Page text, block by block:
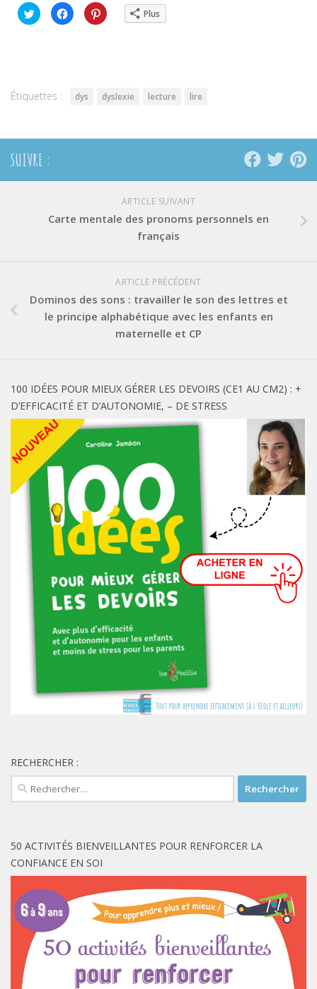
Cliquez
pour
partager
Cliquez
pour
partager
Cliquez
pour Plus
Étiquettes : dys dyslexie lecture lire
SUIVRE :
ARTICLE SUIVANT
Carte mentale des pronoms personnels en
français
ARTICLE PRÉCÉDENT
Dominos des sons : travailler le son des lettres et
le principe alphabétique avec les enfants en
maternelle et CP
100 IDÉES POUR MIEUX GÉRER LES DEVOIRS (CE1 AU CM2) : +
D’EFFICACITÉ ET D’AUTONOMIE, – DE STRESS
RECHERCHER :
Rechercher :
50 ACTIVITÉS BIENVEILLANTES POUR RENFORCER LA
CONFIANCE EN SOI